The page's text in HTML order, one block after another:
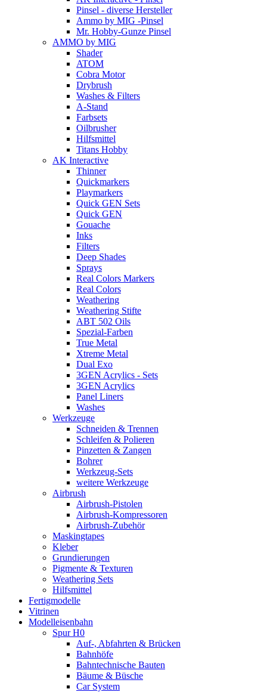
Pinsel - diverse Hersteller
Ammo by MIG -Pinsel
Mr. Hobby-Gunze Pinsel
AMMO by MIG
Shader
ATOM
Cobra Motor
Drybrush
Washes & Filters
A-Stand
Farbsets
Oilbrusher
Hilfsmittel
Titans Hobby
AK Interactive
Thinner
Quickmarkers
Playmarkers
Quick GEN Sets
Quick GEN
Gouache
Inks
Filters
Deep Shades
Sprays
Real Colors Markers
Real Colors
Weathering
Weathering Stifte
ABT 502 Oils
Spezial-Farben
True Metal
Xtreme Metal
Dual Exo
3GEN Acrylics - Sets
3GEN Acrylics
Panel Liners
Washes
Werkzeuge
Schneiden & Trennen
Schleifen & Polieren
Pinzetten & Zangen
Bohrer
Werkzeug-Sets
weitere Werkzeuge
Airbrush
Airbrush-Pistolen
Airbrush-Kompressoren
Airbrush-Zubehör
Maskingtapes
Kleber
Grundierungen
Pigmente & Texturen
Weathering Sets
Hilfsmittel
Fertigmodelle
Vitrinen
Modelleisenbahn
Spur H0
Auf-, Abfahrten & Brücken
Bahnhöfe
Bahntechnische Bauten
Bäume & Büsche
Car System